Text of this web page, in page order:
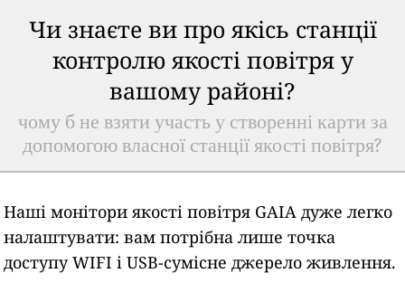
Чи знаєте ви про якісь станції
контролю якості повітря у
вашому районі?
чому б не взяти участь у створенні карти за
допомогою власної станції якості повітря?
Наші монітори якості повітря GAIA дуже легко
налаштувати: вам потрібна лише точка
доступу WIFI і USB-сумісне джерело живлення.